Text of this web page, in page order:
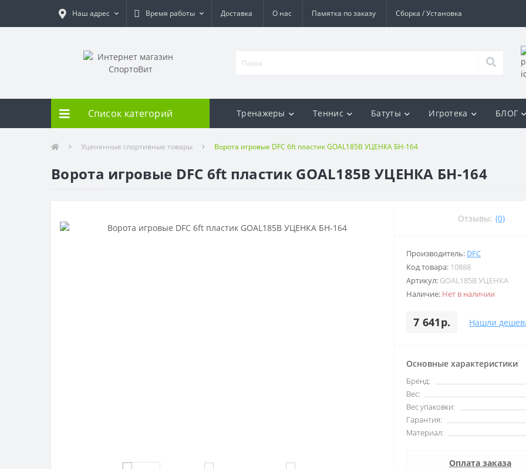
Наш адрес Время работы Доставка О нас Памятка по заказу Сборка / Установка
Список категорий Тренажеры Теннис Батуты Игротека БЛОГ
Уцененные спортивные товары Ворота игровые DFC 6ft пластик GOAL185B УЦЕНКА БН-164
Ворота игровые DFC 6ft пластик GOAL185B УЦЕНКА БН-164
Отзывы: (0)
Производитель: DFC
Код товара: 10888
Артикул: GOAL185B УЦЕНКА
Наличие: Нет в наличии
7 641р. Нашли
Основные характеристики
Бренд:
Вес:
Вес упаковки:
Гарантия:
Материал:
Оплата заказа